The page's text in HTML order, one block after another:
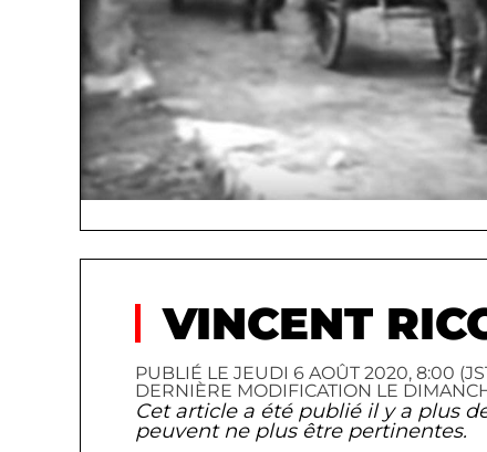
VINCENT
PUBLIÉ LE JEUDI 6 AOÛT 2020, 8:00
DERNIÈRE MODIFICATION LE
Cet article a été publié il y a plus
peuvent ne plus être pertinentes.